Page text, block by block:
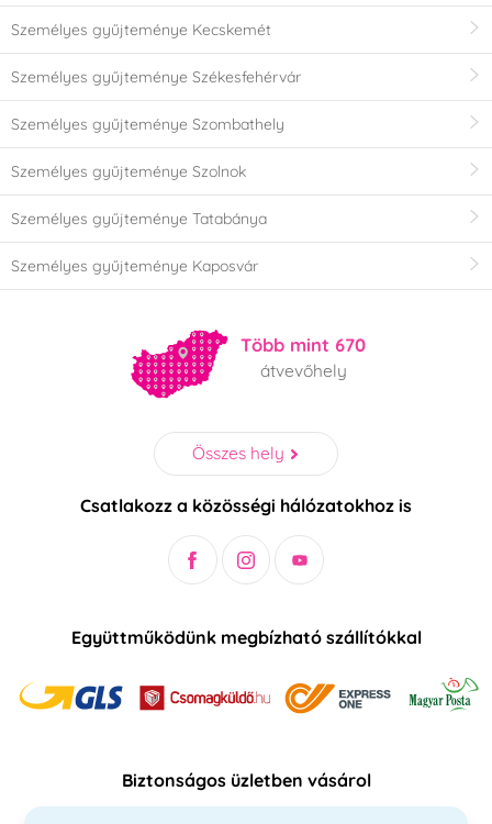
Személyes gyűjteménye Kecskemét
Személyes gyűjteménye Székesfehérvár
Személyes gyűjteménye Szombathely
Személyes gyűjteménye Szolnok
Személyes gyűjteménye Tatabánya
Személyes gyűjteménye Kaposvár
Több mint 670
átvevőhely
Összes hely
Csatlakozz a közösségi hálózatokhoz is
Együttműködünk megbízható szállítókkal
Biztonságos üzletben vásárol